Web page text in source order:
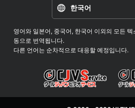
한국어
영어와 일본어, 중국어, 한국어 이외의 모든
동으로 번역됩니다.
다른 언어는 순차적으로 대응할 예정입니다.